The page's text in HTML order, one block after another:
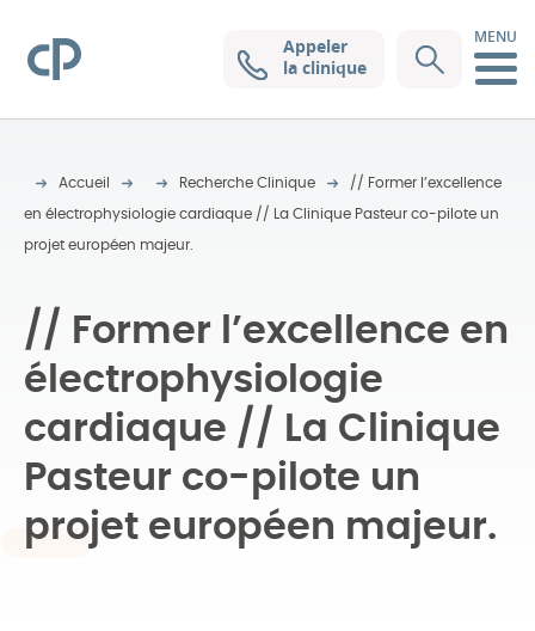
Clinique Pasteur
Appeler
la clinique
MENU
Accueil Recherche Clinique // Former l’excellence
en électrophysiologie cardiaque // La Clinique Pasteur co-pilote un
projet européen majeur.
// Former l’excellence en
électrophysiologie
cardiaque // La Clinique
Pasteur co-pilote un
projet européen majeur.